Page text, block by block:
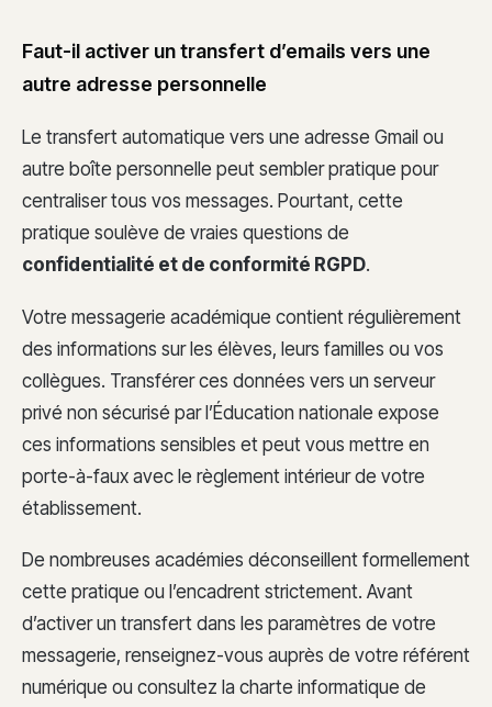
Faut-il activer un transfert d’emails vers une
autre adresse personnelle
Le transfert automatique vers une adresse Gmail ou
autre boîte personnelle peut sembler pratique pour
centraliser tous vos messages. Pourtant, cette
pratique soulève de vraies questions de
confidentialité et de conformité RGPD.
Votre messagerie académique contient régulièrement
des informations sur les élèves, leurs familles ou vos
collègues. Transférer ces données vers un serveur
privé non sécurisé par l’Éducation nationale expose
ces informations sensibles et peut vous mettre en
porte-à-faux avec le règlement intérieur de votre
établissement.
De nombreuses académies déconseillent formellement
cette pratique ou l’encadrent strictement. Avant
d’activer un transfert dans les paramètres de votre
messagerie, renseignez-vous auprès de votre référent
numérique ou consultez la charte informatique de